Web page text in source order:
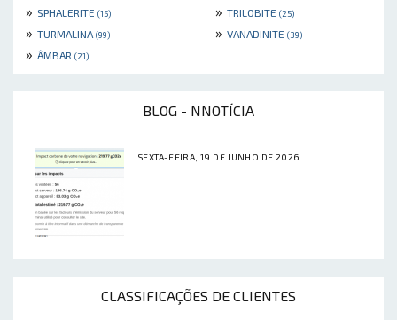
» SPHALERITE (15) » TRILOBITE (25)
» TURMALINA (99) » VANADINITE (39)
» ÂMBAR (21)
BLOG - NNOTÍCIA
SEXTA-FEIRA, 19 DE JUNHO DE 2026
CLASSIFICAÇÕES DE CLIENTES